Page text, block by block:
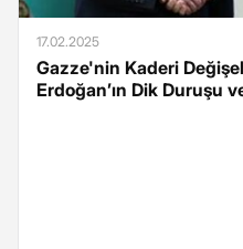
17.02.2025
Gazze'nin Kaderi
Erdoğan’ın Dik Duruşu